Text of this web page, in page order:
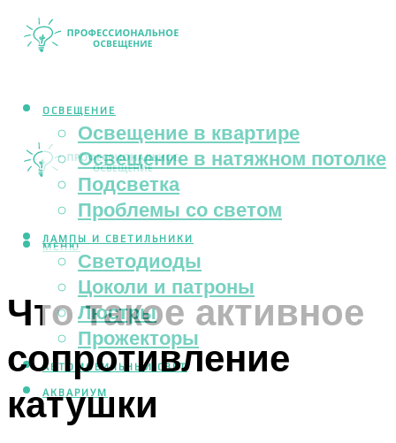
ОСВЕЩЕНИЕ
Освещение в квартире
Освещение в натяжном потолке
Подсветка
Проблемы со светом
ЛАМПЫ И СВЕТИЛЬНИКИ
Светодиоды
Цоколи и патроны
Люстры
Прожекторы
АВТОМОБИЛЬНЫЙ СВЕТ
АКВАРИУМ
МЕНЮ
Что такое активное
сопротивление
катушки